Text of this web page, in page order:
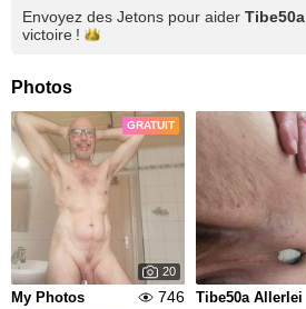
Envoyez des Jetons pour aider Tibe50a
victoire !
Photos
GRATUIT
20
My Photos 746 Tibe50a Allerlei